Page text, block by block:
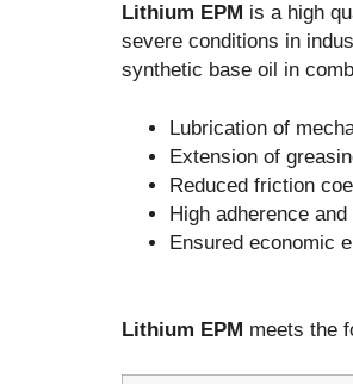
Lithium EPM is a high
severe conditions in
synthetic base oil in
Lubrication of
Extension of
Reduced friction
High adherence
Ensured economic
Lithium EPM meets the